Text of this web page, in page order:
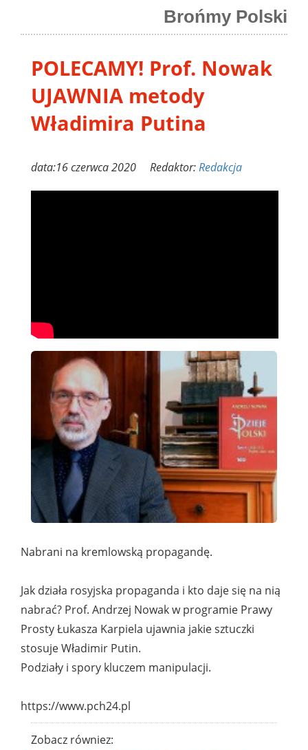
Brońmy Polski
POLECAMY! Prof. Nowak
UJAWNIA metody
Władimira Putina
data:16 czerwca 2020 Redaktor:Redakcja
Nabrani na kremlowską propagandę.
Jak działa rosyjska propaganda i kto daje się na nią
nabrać? Prof. Andrzej Nowak w programie Prawy
Prosty Łukasza Karpiela ujawnia jakie sztuczki
stosuje Władimir Putin.
Podziały i spory kluczem manipulacji.
https://www.pch24.pl
Zobacz równiez: